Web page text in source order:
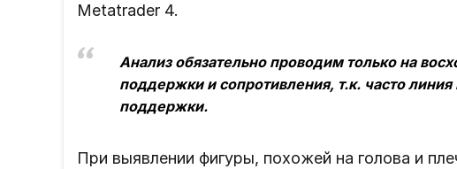
Metatrader 4.
Анализ обязательно проводим только на
поддержки и сопротивления, т.к. часто
поддержки.
При выявлении фигуры, похожей на голова и